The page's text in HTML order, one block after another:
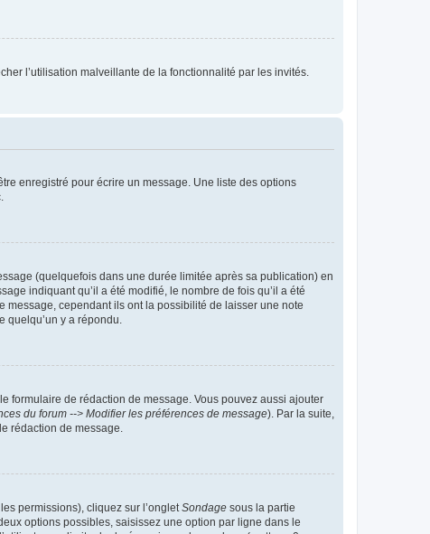
l’utilisation malveillante de la fonctionnalité par les invités.
enregistré pour écrire un message. Une liste des options
(quelquefois dans une durée limitée après sa publication) en
indiquant qu’il a été modifié, le nombre de fois qu’il a été
message, cependant ils ont la possibilité de laisser une note
quelqu’un y a répondu.
formulaire de rédaction de message. Vous pouvez aussi ajouter
du forum --> Modifier les préférences de message). Par la suite,
rédaction de message.
permissions), cliquez sur l’ongletSondage sous la partie
options possibles, saisissez une option par ligne dans le